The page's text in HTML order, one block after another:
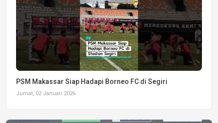
PSM Makassar Siap Hadapi Borneo FC di Segiri
Jumat, 02 Januari 2026